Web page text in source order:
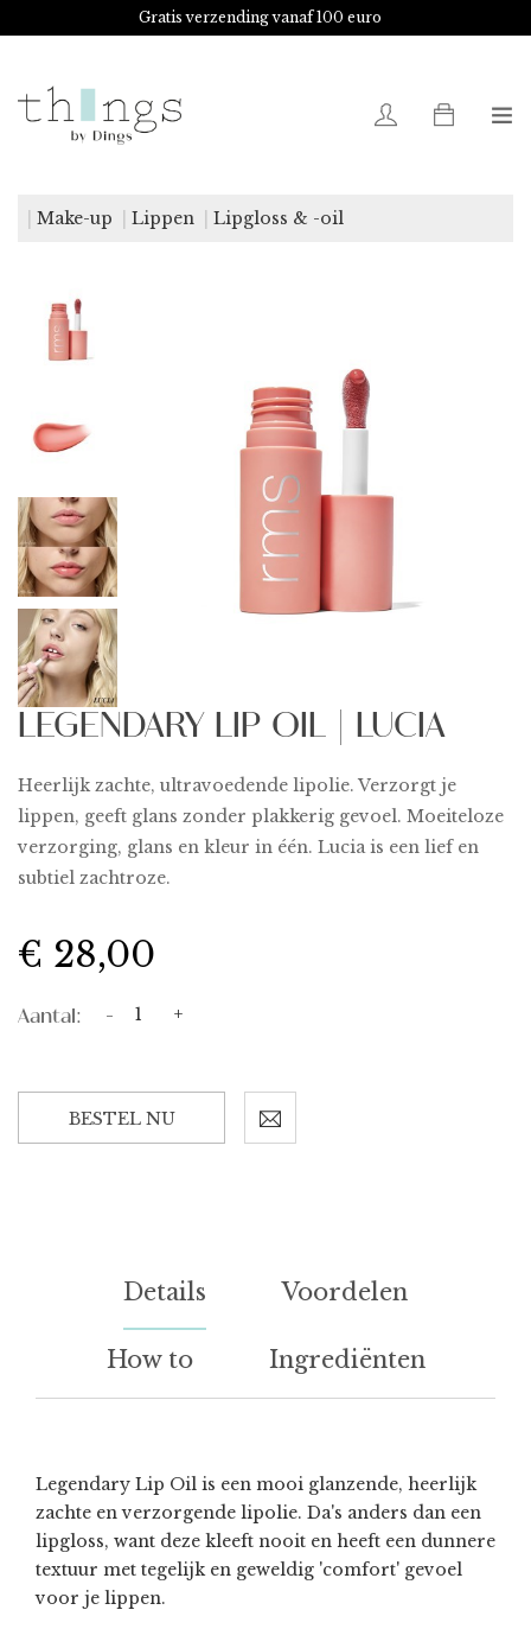
Gratis verzending vanaf 100 euro
Make-up Lippen Lipgloss & -oil
LEGENDARY LIP OIL | LUCIA
Heerlijk zachte, ultravoedende lipolie. Verzorgt je
lippen, geeft glans zonder plakkerig gevoel. Moeiteloze
verzorging, glans en kleur in één. Lucia is een lief en
subtiel zachtroze.
€ 28,00
Aantal: - +
BESTEL NU
Details Voordelen
How to Ingrediënten
Legendary Lip Oil is een mooi glanzende, heerlijk
zachte en verzorgende lipolie. Da's anders dan een
lipgloss, want deze kleeft nooit en heeft een dunnere
textuur met tegelijk en geweldig 'comfort' gevoel
voor je lippen.